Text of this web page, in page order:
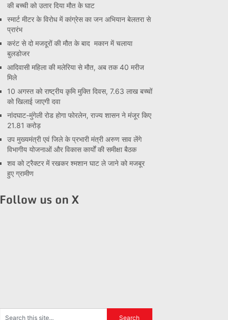
की बच्ची को उतार दिया मौत के घाट
स्मार्ट मीटर के विरोध में कांग्रेस का जन अभियान बेलतरा से
प्रारंभ
करंट से दो मजदूरों की मौत के बाद मकान में चलाया
बुलडोजर
आदिवासी महिला की मलेरिया से मौत, अब तक 40 मरीज
मिले
10 अगस्त को राष्ट्रीय कृमि मुक्ति दिवस, 7.63 लाख बच्चों
को खिलाई जाएगी दवा
नांदघाट-मुंगेली रोड होगा फोरलेन, राज्य शासन ने मंजूर किए
21.81 करोड़
उप मुख्यमंत्री एवं जिले के प्रभारी मंत्री अरुण साव लेंगे
विभागीय योजनाओं और विकास कार्यों की समीक्षा बैठक
शव को ट्रैक्टर में रखकर श्मशान घाट ले जाने को मजबूर
हुए ग्रामीण
Follow us on X